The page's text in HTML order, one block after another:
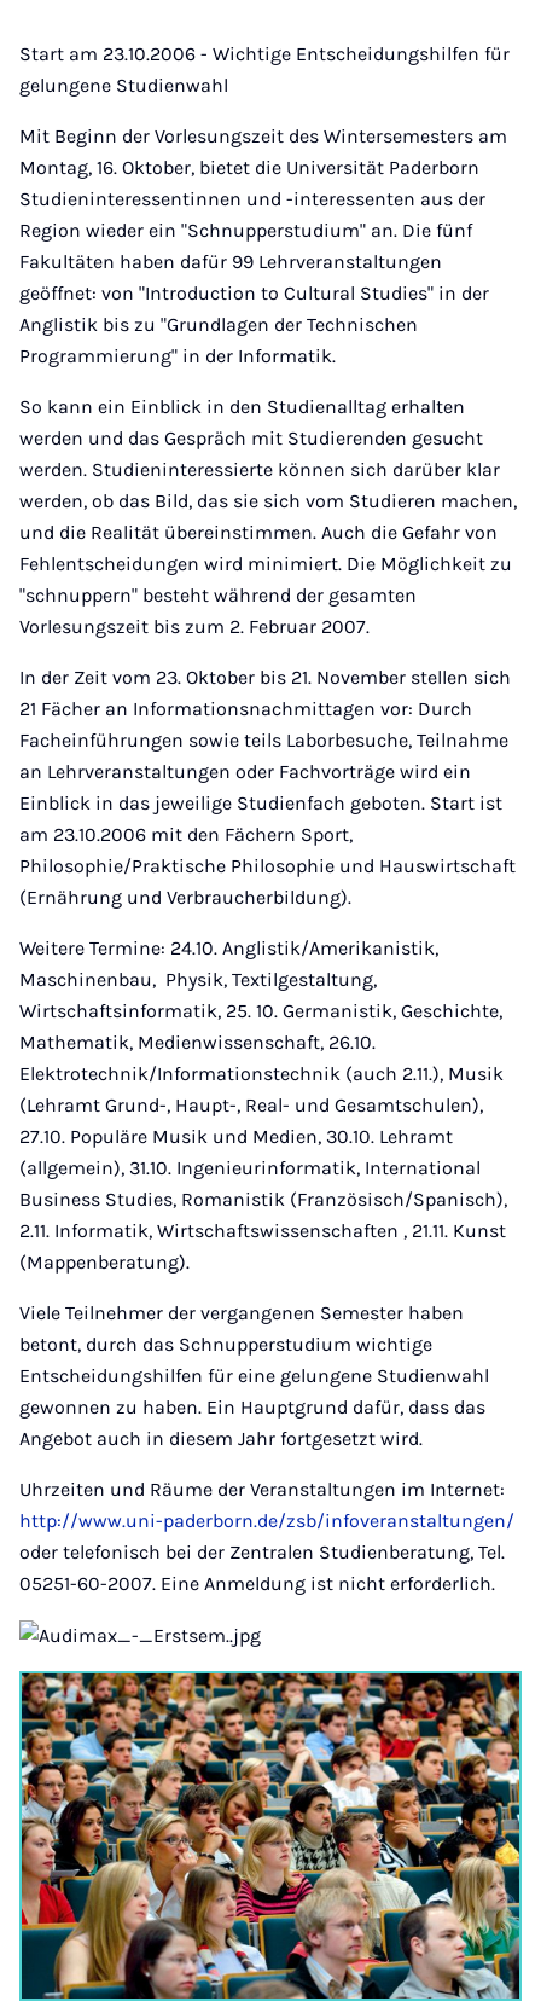
Mail
Start am 23.10.2006 - Wichtige Entscheidungshilfen für
gelungene Studienwahl
Mit Beginn der Vorlesungszeit des Wintersemesters am
Montag, 16. Oktober, bietet die Universität Paderborn
Studieninteressentinnen und -interessenten aus der
Region wieder ein "Schnupperstudium" an. Die fünf
Fakultäten haben dafür 99 Lehrveranstaltungen
geöffnet: von "Introduction to Cultural Studies" in der
Anglistik bis zu "Grundlagen der Technischen
Programmierung" in der Informatik.
So kann ein Einblick in den Studienalltag erhalten
werden und das Gespräch mit Studierenden gesucht
werden. Studieninteressierte können sich darüber klar
werden, ob das Bild, das sie sich vom Studieren machen,
und die Realität übereinstimmen. Auch die Gefahr von
Fehlentscheidungen wird minimiert. Die Möglichkeit zu
"schnuppern" besteht während der gesamten
Vorlesungszeit bis zum 2. Februar 2007.
In der Zeit vom 23. Oktober bis 21. November stellen sich
21 Fächer an Informationsnachmittagen vor: Durch
Facheinführungen sowie teils Laborbesuche, Teilnahme
an Lehrveranstaltungen oder Fachvorträge wird ein
Einblick in das jeweilige Studienfach geboten. Start ist
am 23.10.2006 mit den Fächern Sport,
Philosophie/Praktische Philosophie und Hauswirtschaft
(Ernährung und Verbraucherbildung).
Weitere Termine: 24.10. Anglistik/Amerikanistik,
Maschinenbau, Physik, Textilgestaltung,
Wirtschaftsinformatik, 25. 10. Germanistik, Geschichte,
Mathematik, Medienwissenschaft, 26.10.
Elektrotechnik/Informationstechnik (auch 2.11.), Musik
(Lehramt Grund-, Haupt-, Real- und Gesamtschulen),
27.10. Populäre Musik und Medien, 30.10. Lehramt
(allgemein), 31.10. Ingenieurinformatik, International
Business Studies, Romanistik (Französisch/Spanisch),
2.11. Informatik, Wirtschaftswissenschaften , 21.11. Kunst
(Mappenberatung).
Viele Teilnehmer der vergangenen Semester haben
betont, durch das Schnupperstudium wichtige
Entscheidungshilfen für eine gelungene Studienwahl
gewonnen zu haben. Ein Hauptgrund dafür, dass das
Angebot auch in diesem Jahr fortgesetzt wird.
Uhrzeiten und Räume der Veranstaltungen im Internet:
http://www.uni-paderborn.de/zsb/infoveranstaltungen/
oder telefonisch bei der Zentralen Studienberatung, Tel.
05251-60-2007. Eine Anmeldung ist nicht erforderlich.